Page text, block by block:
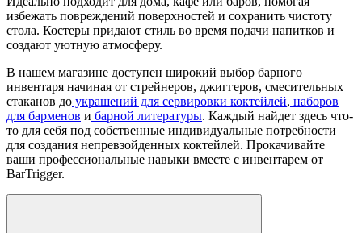
избежать повреждений поверхностей и сохранить чистоту
стола. Костеры придают стиль во время подачи напитков и
создают уютную атмосферу.
В нашем магазине доступен широкий выбор барного
инвентаря начиная от стрейнеров, джиггеров, смесительных
стаканов до украшений для сервировки коктейлей, наборов
для барменов и барной литературы. Каждый найдет здесь что-
то для себя под собственные индивидуальные потребности
для создания непревзойденных коктейлей. Прокачивайте
ваши профессиональные навыки вместе с инвентарем от
BarTrigger.